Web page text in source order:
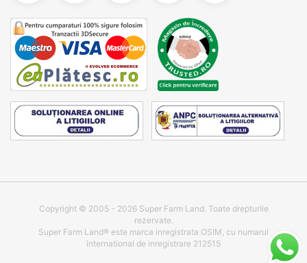
Copyright © 2005 - 2026 Super Farm Land. Toate drepturile
rezervate.
Super Farm Land® este marca inregistrata OSIM, cu numarul
international de inregistrare 212515